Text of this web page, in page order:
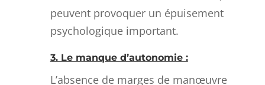
peuvent provoquer un épuisement
psychologique important.
3. Le manque d’autonomie :
L’absence de marges de manœuvre